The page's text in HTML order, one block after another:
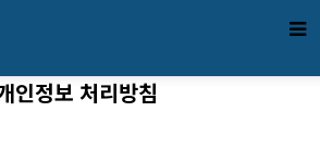
인정보 처리방침